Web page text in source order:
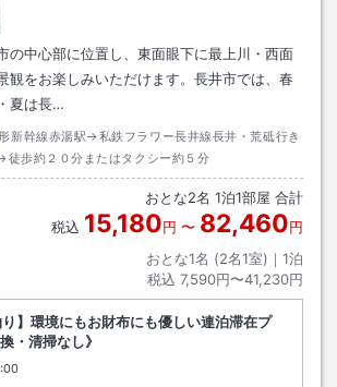
の中心部に位置し、東面眼下に最上川・西面
観をお楽しみいただけます。長井市では、春
夏は長…
新幹線赤湯駅→私鉄フラワー長井線長井・荒砥行き
歩約２０分またはタクシー約５分
おとな2名 1泊1部屋 合計
税込 15,180円 〜 82,460円
おとな1名 (2名1室)｜ 1泊
税込 7,590円〜41,230円
り】環境にもお財布にも優しい連泊滞在プ
・清掃なし》
ックアウト